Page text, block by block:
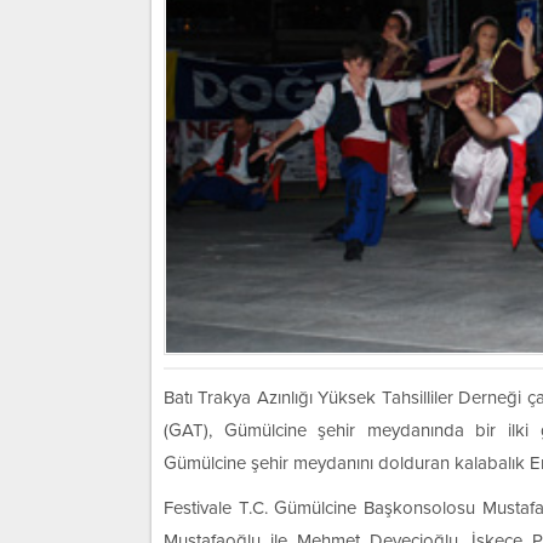
Batı Trakya Azınlığı Yüksek Tahsilliler Derneği
(GAT), Gümülcine şehir meydanında bir ilki
Gümülcine şehir meydanını dolduran kalabalık
Festivale T.C. Gümülcine Başkonsolosu